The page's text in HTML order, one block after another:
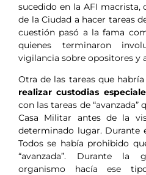
sucedido en la AFI macrista,
de la Ciudad a hacer tareas
cuestión pasó a la fama
quienes terminaron
vigilancia sobre opositores y
Otra de las tareas que
realizar custodias
con las tareas de “avanzada”
Casa Militar antes de la
determinado lugar. Durante
Todos se había prohibido
“avanzada”. Durante la
organismo hacía ese